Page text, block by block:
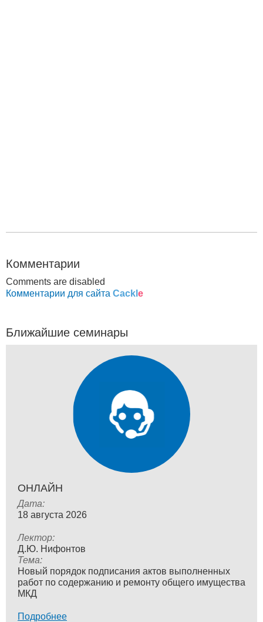
Комментарии
Comments are disabled
Комментарии для сайта Cackl e
Ближайшие семинары
ОНЛАЙН
Дата:
18 августа 2026
Лектор:
Д.Ю. Нифонтов
Тема:
Новый порядок подписания актов выполненных
работ по содержанию и ремонту общего имущества
МКД
Подробнее